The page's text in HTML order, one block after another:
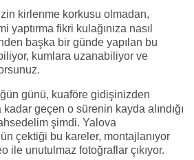
kirlenme korkusu olmadan,
yaptırma fikri kulağınıza nasıl
başka bir günde yapılan bu
kumlara uzanabiliyor ve
günü, kuaföre gidişinizden
kadar geçen o sürenin kayda alındığı
şimdi. Yalova
çektiği bu kareler, montajlanıyor
ile unutulmaz fotoğraflar çıkıyor.